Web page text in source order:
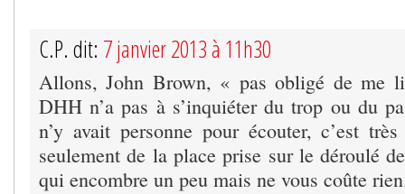
C.P. dit: 7 janvier 2013 à 11h30
Allons, John Brown, « pas obligé de me
DHH n’a pas à s’inquiéter du trop ou du
n’y avait personne pour écouter, c’est
seulement de la place prise sur le déroulé
qui encombre un peu mais ne vous coûte